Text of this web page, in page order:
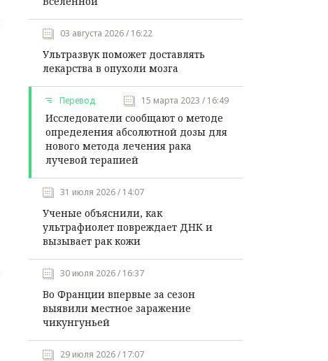
03 августа 2026 / 16:22
Ультразвук поможет доставлять
лекарства в опухоли мозга
Перевод 15 марта 2023 / 16:49
Исследователи сообщают о методе
определения абсолютной дозы для
нового метода лечения рака
лучевой терапией
31 июля 2026 / 14:07
Ученые объяснили, как
ультрафиолет повреждает ДНК и
вызывает рак кожи
30 июля 2026 / 16:37
Во Франции впервые за сезон
выявили местное заражение
чикунгуньей
29 июля 2026 / 17:07